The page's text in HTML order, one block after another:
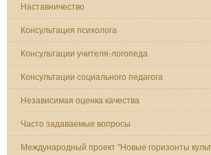
Наставничество
Консультация психолога
Консультации учителя-логопеда
Консультации социального педагога
Независимая оценка качества
Часто задаваемые вопросы
Международный проект "Новые горизонты